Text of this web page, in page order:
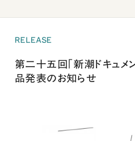
RELEASE
第二十五回「新潮ドキュメ
品発表のお知らせ